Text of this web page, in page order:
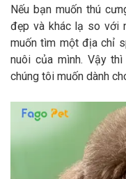
CHÍNH SÁCH
Chính sách bảo
Nếu bạn muốn thú
đẹp và khác lạ so với
muốn tìm một địa chỉ
nuôi của mình. Vậy
chúng tôi muốn dành